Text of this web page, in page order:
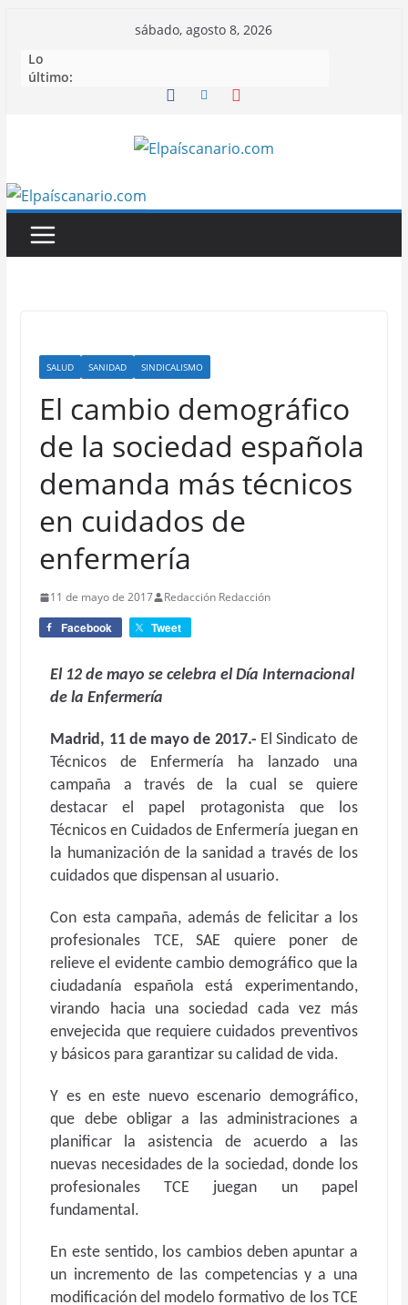
contenido
sábado, agosto 8, 2026
Lo
último:
SALUD SANIDAD SINDICALISMO
El cambio demográfico
de la sociedad española
demanda más técnicos
en cuidados de
enfermería
11 de mayo de 2017 Redacción Redacción
Facebook Tweet
El 12 de mayo se celebra el Día Internacional
de la Enfermería
Madrid, 11 de mayo de 2017.- El Sindicato de
Técnicos de Enfermería ha lanzado una
campaña a través de la cual se quiere
destacar el papel protagonista que los
Técnicos en Cuidados de Enfermería juegan en
la humanización de la sanidad a través de los
cuidados que dispensan al usuario.
Con esta campaña, además de felicitar a los
profesionales TCE, SAE quiere poner de
relieve el evidente cambio demográfico que la
ciudadanía española está experimentando,
virando hacia una sociedad cada vez más
envejecida que requiere cuidados preventivos
y básicos para garantizar su calidad de vida.
Y es en este nuevo escenario demográfico,
que debe obligar a las administraciones a
planificar la asistencia de acuerdo a las
nuevas necesidades de la sociedad, donde los
profesionales TCE juegan un papel
fundamental.
En este sentido, los cambios deben apuntar a
un incremento de las competencias y a una
modificación del modelo formativo de los TCE